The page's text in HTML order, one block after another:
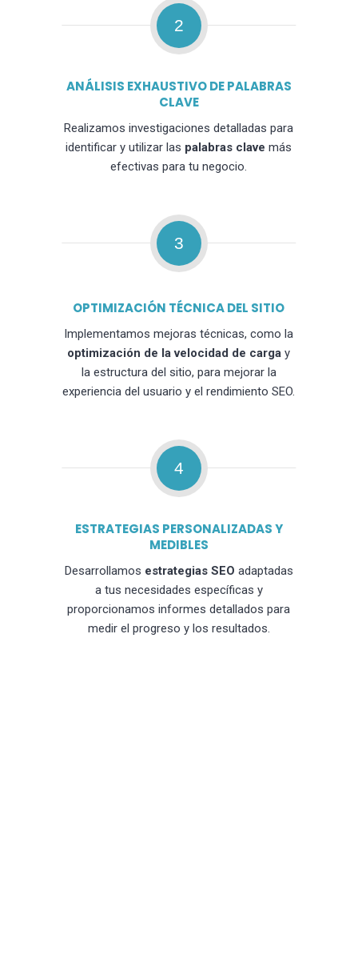
2
ANÁLISIS EXHAUSTIVO DE PALABRAS
CLAVE
Realizamos investigaciones detalladas para
identificar y utilizar las palabras clave más
efectivas para tu negocio.
3
OPTIMIZACIÓN TÉCNICA DEL SITIO
Implementamos mejoras técnicas, como la
optimización de la velocidad de carga y
la estructura del sitio, para mejorar la
experiencia del usuario y el rendimiento SEO.
4
ESTRATEGIAS PERSONALIZADAS Y
MEDIBLES
Desarrollamos estrategias SEO adaptadas
a tus necesidades específicas y
proporcionamos informes detallados para
medir el progreso y los resultados.